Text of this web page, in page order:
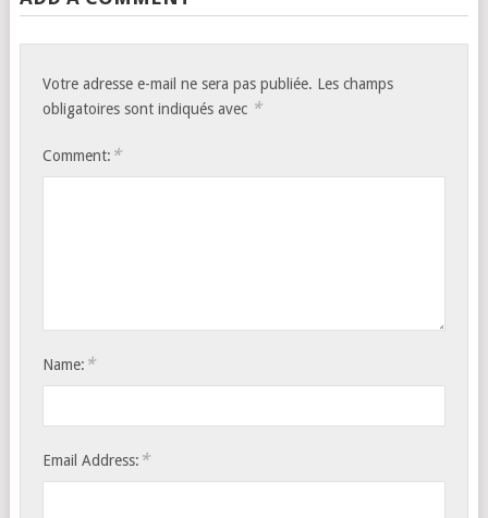
Votre adresse e-mail ne sera pas publiée. Les champs
obligatoires sont indiqués avec *
Comment: *
Name: *
Email Address: *